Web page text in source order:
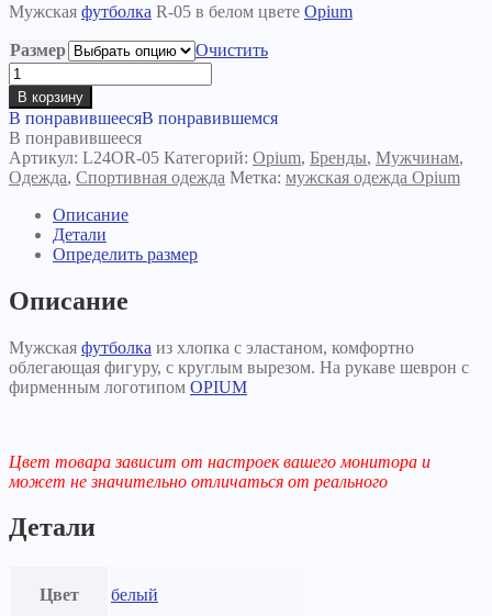
Мужская футболка R-05 в белом цвете Opium
Размер
Очистить
Количество
товара
Футболка
Opium
R-
05
белая
В корзину
В понравившеесяВ понравившемся
В понравившееся
Артикул: L24OR-05 Категорий: Opium, Бренды, Мужчинам,
Одежда, Спортивная одежда Метка: мужская одежда Opium
Описание
Детали
Определить размер
Описание
Мужская футболка из хлопка с эластаном, комфортно
облегающая фигуру, с круглым вырезом. На рукаве шеврон с
фирменным логотипом OPIUM
Цвет товара зависит от настроек вашего монитора и
может не значительно отличаться от реального
Детали
Цвет белый